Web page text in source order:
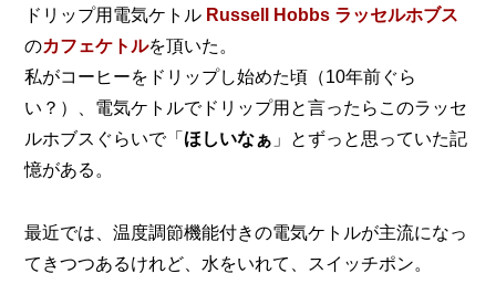
ドリップ用電気ケトル Russell Hobbs ラッセルホブス
のカフェケトルを頂いた。
私がコーヒーをドリップし始めた頃（10年前ぐら
い？）、 電気ケトルでドリップ用と言ったらこのラッセ
ルホブスぐらいで「 ほしいなぁ 」とずっと思っていた記
憶がある。
最近では、温度調節機能付きの電気ケトルが主流になっ
てきつつあるけれど、水をいれて、スイッチポン。